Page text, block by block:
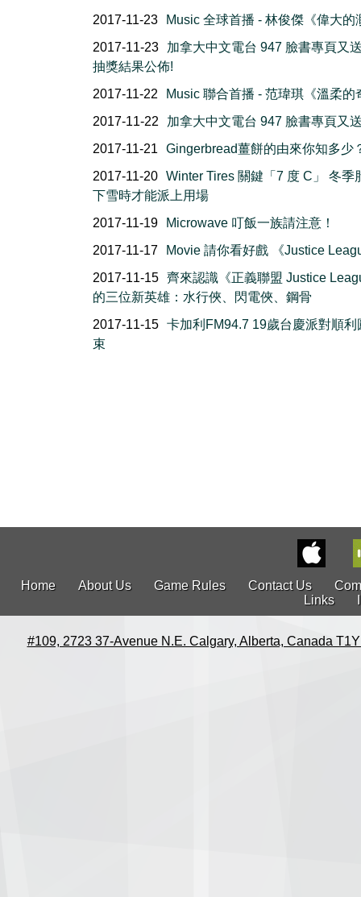
2017-11-23
Music 全球首播 - 林俊傑《偉大的
2017-11-23
加拿大中文電台 947 臉書專頁又
抽獎結果公佈!
2017-11-22
Music 聯合首播 - 范瑋琪《溫柔的
2017-11-22
加拿大中文電台 947 臉書專頁又
2017-11-21
Gingerbread薑餅的由來你知多少
2017-11-20 Winter Tires 關鍵「7 度 C」 冬季
下雪時才能派上用場
2017-11-19
Microwave 叮飯一族請注意！
2017-11-17
Movie 請你看好戲 《Justice
2017-11-15 齊來認識《正義聯盟 Justice
的三位新英雄：水行俠、閃電俠、鋼骨
2017-11-15 卡加利FM94.7 19歲台慶派對順利
束
Home About Us Game Rules Contact Us
Links
#109, 2723 37-Avenue N.E. Calgary, Alberta, Canada